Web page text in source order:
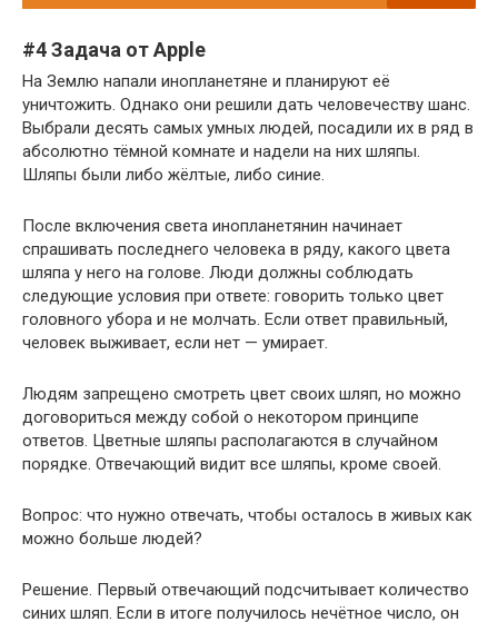
#4 Задача от Apple
На Землю напали инопланетяне и планируют её
уничтожить. Однако они решили дать человечеству шанс.
Выбрали десять самых умных людей, посадили их в ряд в
абсолютно тёмной комнате и надели на них шляпы.
Шляпы были либо жёлтые, либо синие.
После включения света инопланетянин начинает
спрашивать последнего человека в ряду, какого цвета
шляпа у него на голове. Люди должны соблюдать
следующие условия при ответе: говорить только цвет
головного убора и не молчать. Если ответ правильный,
человек выживает, если нет — умирает.
Людям запрещено смотреть цвет своих шляп, но можно
договориться между собой о некотором принципе
ответов. Цветные шляпы располагаются в случайном
порядке. Отвечающий видит все шляпы, кроме своей.
Вопрос: что нужно отвечать, чтобы осталось в живых как
можно больше людей?
Решение. Первый отвечающий подсчитывает количество
синих шляп. Если в итоге получилось нечётное число, он